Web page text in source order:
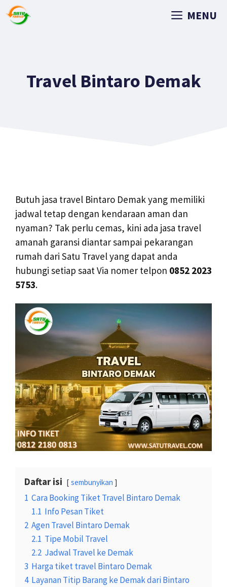
MENU
Travel Bintaro Demak
Butuh jasa travel Bintaro Demak yang memiliki
jadwal tetap dengan kendaraan aman dan
nyaman? Tak perlu cemas, kini ada jasa travel
amanah garansi diantar sampai pekarangan
rumah dari Satu Travel yang dapat anda
hubungi setiap saat Via nomer telpon 0852 2023
5753.
Daftar isi sembunyikan
1 Cara Booking Tiket Travel Bintaro Demak
1.1 Info Pesan Tiket
2 Agen Travel Bintaro Demak
2.1 Tipe Mobil Travel
2.2 Jadwal Travel ke Demak
3 Harga tiket travel Bintaro Demak
4 Layanan Titip Barang ke Demak dari Bintaro